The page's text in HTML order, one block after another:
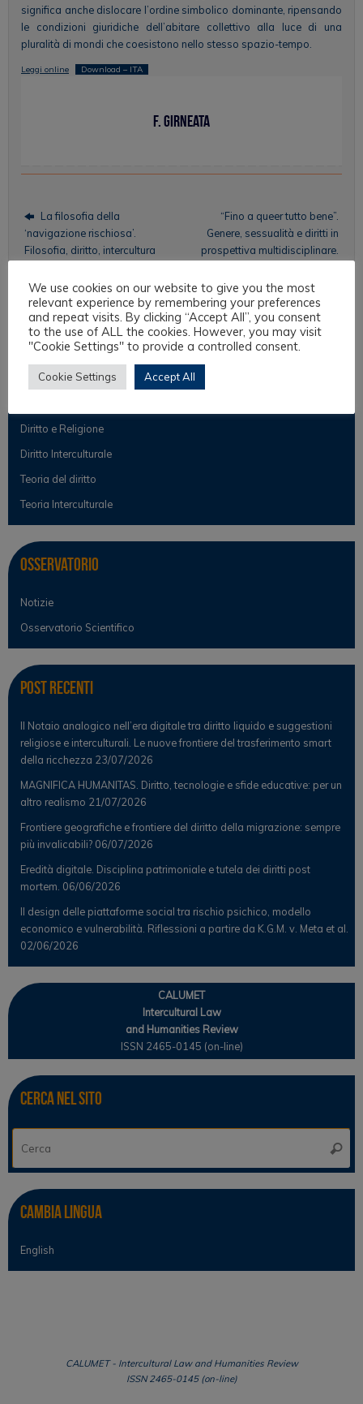
significa anche dislocare l’ordine simbolico dominante, ripensando
le condizioni giuridiche dell’abitare collettivo alla luce di una
pluralità di mondi che coesistono nello stesso spazio-tempo.
Leggi online Download – ITA
F. Girneata
La filosofia della
‘navigazione rischiosa’.
Filosofia, diritto, intercultura
“Fino a queer tutto bene”.
Genere, sessualità e diritti in
prospettiva multidisciplinare.
Aree tematiche
Antropologia Giuridica
Diritto e Religione
Diritto Interculturale
Teoria del diritto
Teoria Interculturale
Osservatorio
Notizie
Osservatorio Scientifico
Post Recenti
Il Notaio analogico nell’era digitale tra diritto liquido e suggestioni
religiose e interculturali. Le nuove frontiere del trasferimento smart
della ricchezza 23/07/2026
MAGNIFICA HUMANITAS. Diritto, tecnologie e sfide educative: per un
altro realismo 21/07/2026
Frontiere geografiche e frontiere del diritto della migrazione: sempre
più invalicabili? 06/07/2026
Eredità digitale. Disciplina patrimoniale e tutela dei diritti post
mortem. 06/06/2026
Il design delle piattaforme social tra rischio psichico, modello
economico e vulnerabilità. Riflessioni a partire da K.G.M. v. Meta et al.
02/06/2026
CALUMET
Intercultural Law
and Humanities Review
ISSN 2465-0145 (on-line)
Cerca nel sito
Cerca
Cambia lingua
English
CALUMET - Intercultural Law and Humanities Review
ISSN 2465-0145 (on-line)
We use cookies on our website to give you the most
relevant experience by remembering your preferences
and repeat visits. By clicking “Accept All”, you consent
to the use of ALL the cookies. However, you may visit
"Cookie Settings" to provide a controlled consent.
Cookie Settings Accept All